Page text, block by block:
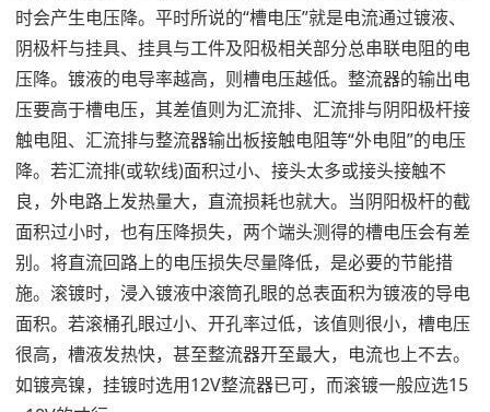
时会产生电压降。平时所说的“槽电压”就是电流通过镀液、
阴极杆与挂具、挂具与工件及阳极相关部分总串联电阻的电
压降。镀液的电导率越高，则槽电压越低。整流器的输出电
压要高于槽电压，其差值则为汇流排、汇流排与阴阳极杆接
触电阻、汇流排与整流器输出板接触电阻等“外电阻”的电压
降。若汇流排(或软线)面积过小、接头太多或接头接触不
良，外电路上发热量大，直流损耗也就大。当阴阳极杆的截
面积过小时，也有压降损失，两个端头测得的槽电压会有差
别。将直流回路上的电压损失尽量降低，是必要的节能措
施。滚镀时，浸入镀液中滚筒孔眼的总表面积为镀液的导电
面积。若滚桶孔眼过小、开孔率过低，该值则很小，槽电压
很高，槽液发热快，甚至整流器开至最大，电流也上不去。
如镀亮镍，挂镀时选用12V整流器已可，而滚镀一般应选15